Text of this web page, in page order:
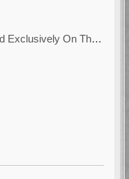
On ThemeForest